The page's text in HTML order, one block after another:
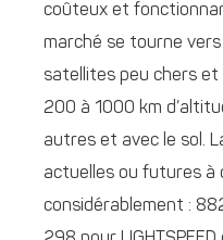
coûteux et
marché se tourne
satellites peu chers et
200 à 1000 km
autres et avec le sol.
actuelles ou futures
considérablement :